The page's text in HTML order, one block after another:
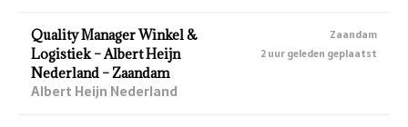
Quality Manager Winkel &
Logistiek – Albert Heijn
Nederland – Zaandam
Albert Heijn Nederland
Zaandam
2 uur geleden geplaatst